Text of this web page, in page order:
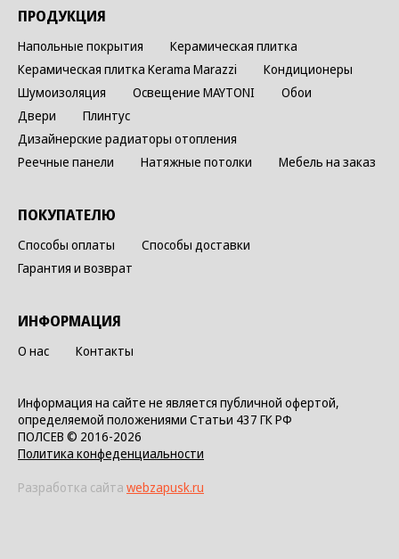
ПРОДУКЦИЯ
Напольные покрытия
Керамическая плитка
Керамическая плитка Kerama Marazzi
Кондиционеры
Шумоизоляция
Освещение MAYTONI
Обои
Двери
Плинтус
Дизайнерские радиаторы отопления
Реечные панели
Натяжные потолки Мебель на заказ
ПОКУПАТЕЛЮ
Способы оплаты
Способы доставки
Гарантия и возврат
ИНФОРМАЦИЯ
О нас Контакты
Информация на сайте не является публичной офертой,
определяемой положениями Статьи 437 ГК РФ
ПОЛСЕВ © 2016-2026
Политика конфеденциальности
Разработка сайта webzapusk.ru